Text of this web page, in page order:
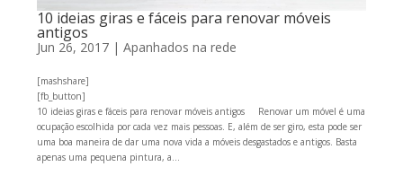
10 ideias giras e fáceis para renovar móveis
antigos
Jun 26, 2017 | Apanhados na rede
[mashshare]
[fb_button]
10 ideias giras e fáceis para renovar móveis antigos Renovar um móvel é uma
ocupação escolhida por cada vez mais pessoas. E, além de ser giro, esta pode ser
uma boa maneira de dar uma nova vida a móveis desgastados e antigos. Basta
apenas uma pequena pintura, a...